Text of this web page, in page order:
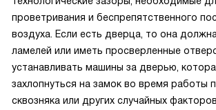
проветривания и беспрепятственного
воздуха. Если есть дверца, то она
ламелей или иметь просверленные
устанавливать машины за дверью,
захлопнуться на замок во время работы
сквозняка или других случайных